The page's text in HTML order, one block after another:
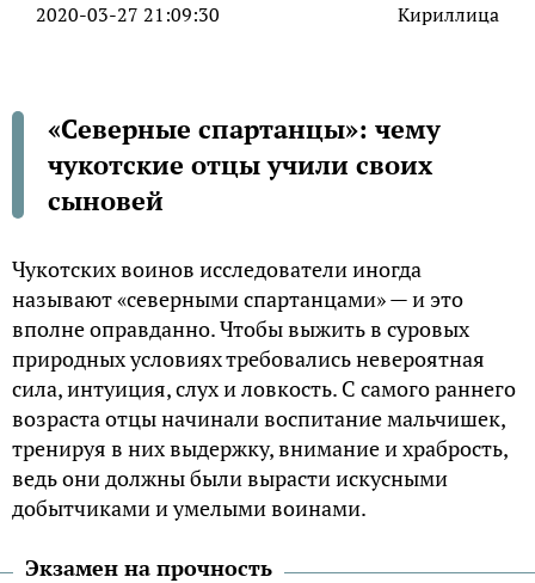
2020-03-27 21:09:30 Кириллица
«Северные спартанцы»: чему
чукотские отцы учили своих
сыновей
Чукотских воинов исследователи иногда
называют «северными спартанцами» — и это
вполне оправданно. Чтобы выжить в суровых
природных условиях требовались невероятная
сила, интуиция, слух и ловкость. С самого раннего
возраста отцы начинали воспитание мальчишек,
тренируя в них выдержку, внимание и храбрость,
ведь они должны были вырасти искусными
добытчиками и умелыми воинами.
Экзамен на прочность